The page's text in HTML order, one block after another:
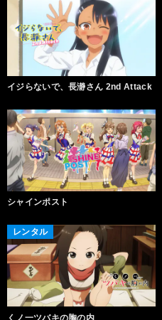
イジらないで、長瀞さん 2nd Attack
シャインポスト
レンタル
くノ一ツバキの胸の内